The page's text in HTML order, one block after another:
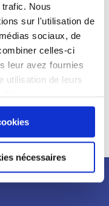
Nous
sur l'utilisation de
sociaux, de
celles-ci
leur avez fournies
utilisation de leurs
nécessaires